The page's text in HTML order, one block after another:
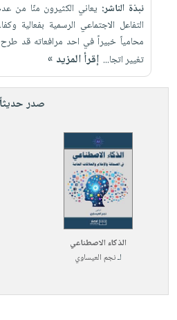
نبذة الناشر: يعاني الكثيرون منّا من
التفاعل الاجتماعي الرسمية بفعالية
محامياً خبيراً في احد مرافعاته قد
تغيير اتجا... إقرأ المزيد »
صدر حديثاً
الذكاء الاصطناعي
لـنجم العيساوي